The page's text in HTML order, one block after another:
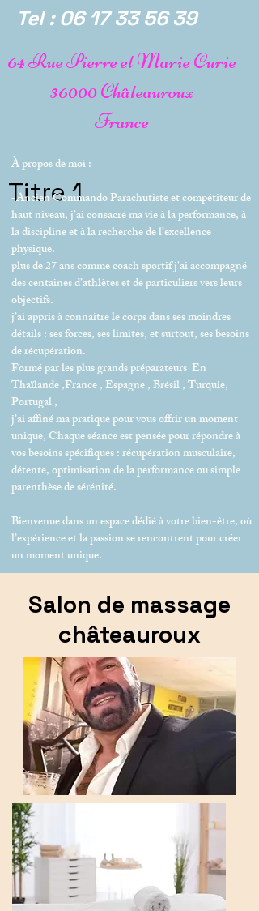
64 Rue Pierre et Marie Curie
36000 Châteauroux
France
Titre 1
À propos de moi :
-Ancien Commando Parachutiste et compétiteur de
haut niveau, j’ai consacré ma vie à la performance, à
la discipline et à la recherche de l’excellence
physique.
plus de 27 ans comme coach sportif j'ai accompagné
des centaines d’athlètes et de particuliers vers leurs
objectifs.
j’ai appris à connaître le corps dans ses moindres
détails : ses forces, ses limites, et surtout, ses besoins
de récupération.
Formé par les plus grands préparateurs En
Thaïlande ,France , Espagne , Brésil , Turquie,
Portugal ,
j’ai affiné ma pratique pour vous offrir un moment
unique, Chaque séance est pensée pour répondre à
vos besoins spécifiques : récupération musculaire,
détente, optimisation de la performance ou simple
parenthèse de sérénité.
Bienvenue dans un espace dédié à votre bien-être, où
l’expérience et la passion se rencontrent pour créer
un moment unique.
Tel :06 17 33 56 39
Salon de massage
châteauroux